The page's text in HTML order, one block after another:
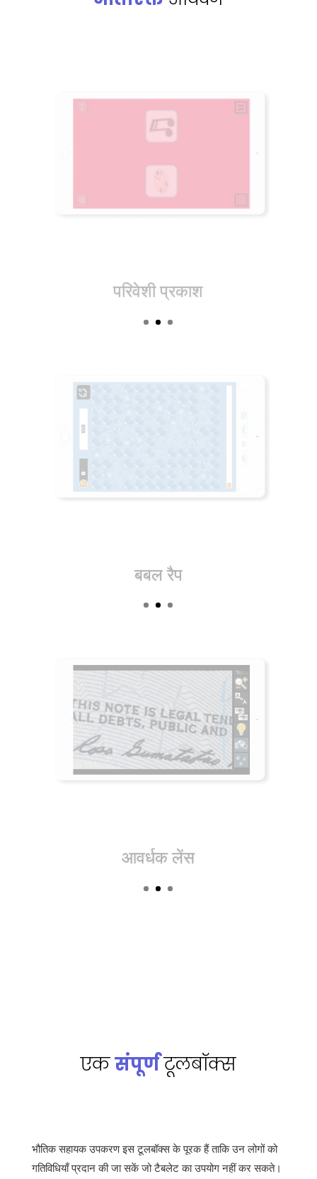
पॉलीफोर्ज
न्यूटन के उद्गम स्थल
ऑडियोबुक
एकसंपूर्णटूलबॉक्स
भौतिक सहायक उपकरण इस टूलबॉक्स के पूरक हैं ताकि उन लोगों को
गतिविधियाँ प्रदान की जा सकें जो टैबलेट का उपयोग नहीं कर सकते।